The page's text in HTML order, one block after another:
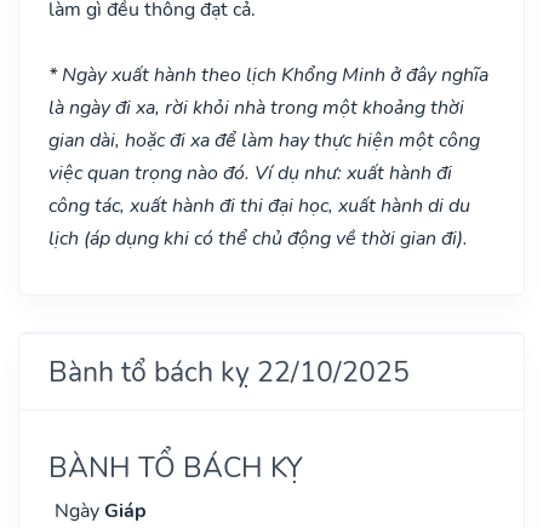
làm gì đều thông đạt cả.
* Ngày xuất hành theo lịch Khổng Minh ở đây nghĩa
là ngày đi xa, rời khỏi nhà trong một khoảng thời
gian dài, hoặc đi xa để làm hay thực hiện một công
việc quan trọng nào đó. Ví dụ như: xuất hành đi
công tác, xuất hành đi thi đại học, xuất hành di du
lịch (áp dụng khi có thể chủ động về thời gian đi).
Bành tổ bách kỵ 22/10/2025
BÀNH TỔ BÁCH KỴ
NgàyGiáp